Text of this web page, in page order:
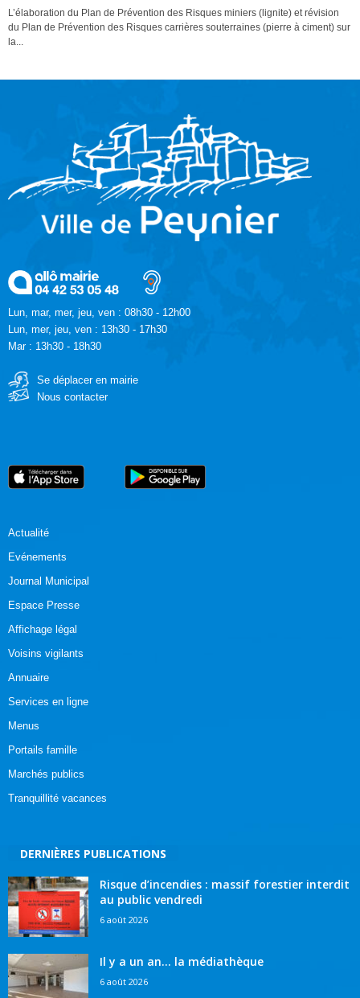
L’élaboration du Plan de Prévention des Risques miniers (lignite) et révision
du Plan de Prévention des Risques carrières souterraines (pierre à ciment) sur
la...
Lun, mar, mer, jeu, ven : 08h30 - 12h00
Lun, mer, jeu, ven : 13h30 - 17h30
Mar : 13h30 - 18h30
Se déplacer en mairie
Nous contacter
Actualité
Evénements
Journal Municipal
Espace Presse
Affichage légal
Voisins vigilants
Annuaire
Services en ligne
Menus
Portails famille
Marchés publics
Tranquillité vacances
DERNIÈRES PUBLICATIONS
Risque d’incendies : massif forestier interdit
au public vendredi
6 août 2026
Il y a un an… la médiathèque
6 août 2026